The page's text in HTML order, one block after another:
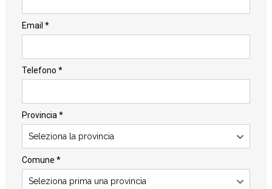
Email *
Telefono *
Provincia *
Seleziona la provincia
Comune *
Seleziona prima una provincia